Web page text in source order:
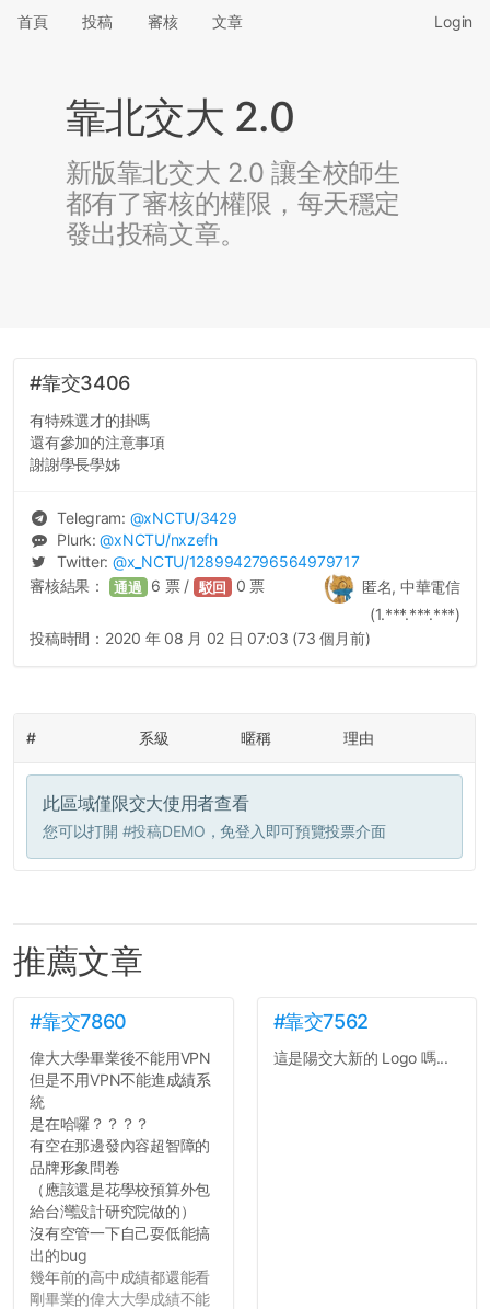
首頁 投稿 審核 文章 Login
靠北交大 2.0
新版靠北交大 2.0 讓全校師生
都有了審核的權限，每天穩定
發出投稿文章。
#靠交3406
有特殊選才的掛嗎
還有參加的注意事項
謝謝學長學姊
Telegram: @xNCTU/3429
Plurk:@xNCTU/nxzefh
Twitter: @x_NCTU/1289942796564979717
匿名, 中華電信
(1.***.***.***)
審核結果： 通過 6 票 / 駁回 0 票
投稿時間： 2020 年 08 月 02 日 07:03 (73 個月前)
# 系級 暱稱 理由
此區域僅限交大使用者查看
您可以打開 #投稿DEMO ，免登入即可預覽投票介面
推薦文章
#靠交7860
偉大大學畢業後不能用VPN
但是不用VPN不能進成績系
統
是在哈囉？？？？
有空在那邊發內容超智障的
品牌形象問卷
（應該還是花學校預算外包
給台灣設計研究院做的）
沒有空管一下自己耍低能搞
出的bug
幾年前的高中成績都還能看
剛畢業的偉大大學成績不能
#靠交7562
這是陽交大新的 Logo 嗎...